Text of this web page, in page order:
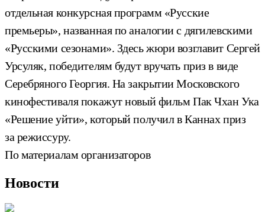
отдельная конкурсная программ «Русские
премьеры», названная по аналогии с дягилевскими
«Русскими сезонами». Здесь жюри возглавит Сергей
Урсуляк, победителям будут вручать приз в виде
Серебряного Георгия. На закрытии Московского
кинофестиваля покажут новый фильм Пак Чхан Ука
«Решение уйти», который получил в Каннах приз
за режиссуру.
По материалам организаторов
Новости